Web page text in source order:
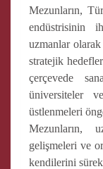
Mezunların,
endüstrisinin
uzmanlar
stratejik
çerçevede
üniversiteler
üstlenmeleri
Mezunların,
gelişmeleri ve
kendilerini